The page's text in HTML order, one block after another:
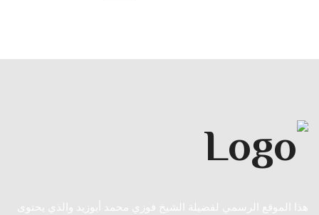
هذا الموقع الرسمي لفضيلة الشيخ فوزي محمد أبوزيد والذي يحتوى